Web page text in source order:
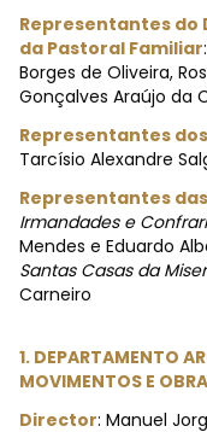
Representantes
da Pastoral Familiar
Borges de Oliveira,
Gonçalves Araújo da
Representantes
Tarcísio Alexandre
Representantes
Irmandades e
Mendes e Eduardo
Santas Casas da
Carneiro
1. DEPARTAMENTO
MOVIMENTOS E
Director: Manuel